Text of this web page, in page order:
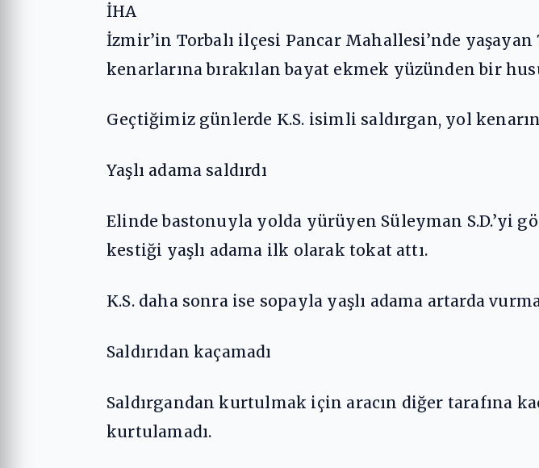
İHA
İzmir’in Torbalı ilçesi Pancar Mahallesi’nde yaşayan
kenarlarına bırakılan bayat ekmek yüzünden bir
Geçtiğimiz günlerde K.S. isimli saldırgan, yol
Yaşlı adama saldırdı
Elinde bastonuyla yolda yürüyen Süleyman S.D.’yi
kestiği yaşlı adama ilk olarak tokat attı.
K.S. daha sonra ise sopayla yaşlı adama artarda
Saldırıdan kaçamadı
Saldırgandan kurtulmak için aracın diğer tarafına
kurtulamadı.